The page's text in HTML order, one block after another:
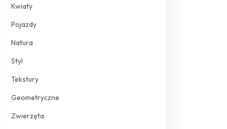
Kwiaty
Pojazdy
Natura
Styl
Tekstury
Geometryczne
Zwierzęta